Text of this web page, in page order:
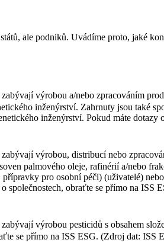
ale podniků. Uvádíme proto, jaké
výrobou a/nebo zpracováním
inženýrství. Zahrnuty jsou také
inženýrství. Pokud máte
výrobou, distribucí nebo
palmového oleje, rafinérií a/nebo
pro osobní péči) (uživatelé)
společnostech, obraťte se přímo na ISS
výrobou pesticidů s obsahem
se přímo na ISS ESG. (Zdroj dat: ISS